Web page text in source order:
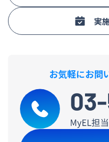
実
お気軽にお問